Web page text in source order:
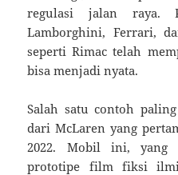
regulasi jalan raya.
Lamborghini, Ferrari,
seperti Rimac telah
bisa menjadi nyata.
Salah satu contoh
dari McLaren yang
2022. Mobil ini, yang
prototipe film fiksi